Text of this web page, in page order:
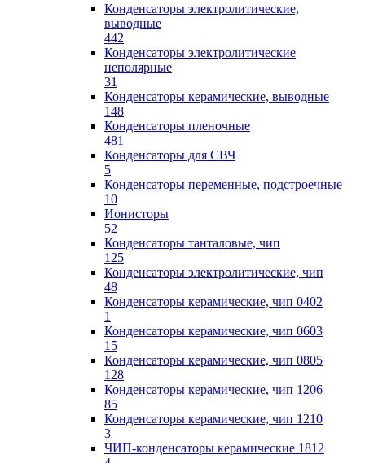
Конденсаторы электролитические,
выводные
442
Конденсаторы электролитические
неполярные
31
Конденсаторы керамические, выводные
148
Конденсаторы пленочные
481
Конденсаторы для СВЧ
5
Конденсаторы переменные, подстроечные
10
Ионисторы
52
Конденсаторы танталовые, чип
125
Конденсаторы электролитические, чип
48
Конденсаторы керамические, чип 0402
1
Конденсаторы керамические, чип 0603
15
Конденсаторы керамические, чип 0805
128
Конденсаторы керамические, чип 1206
85
Конденсаторы керамические, чип 1210
3
ЧИП-конденсаторы керамические 1812